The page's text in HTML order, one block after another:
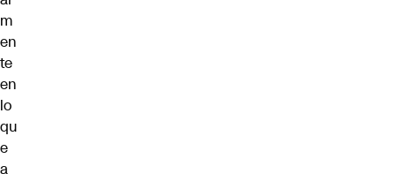
m
en
te
en
lo
qu
e
a